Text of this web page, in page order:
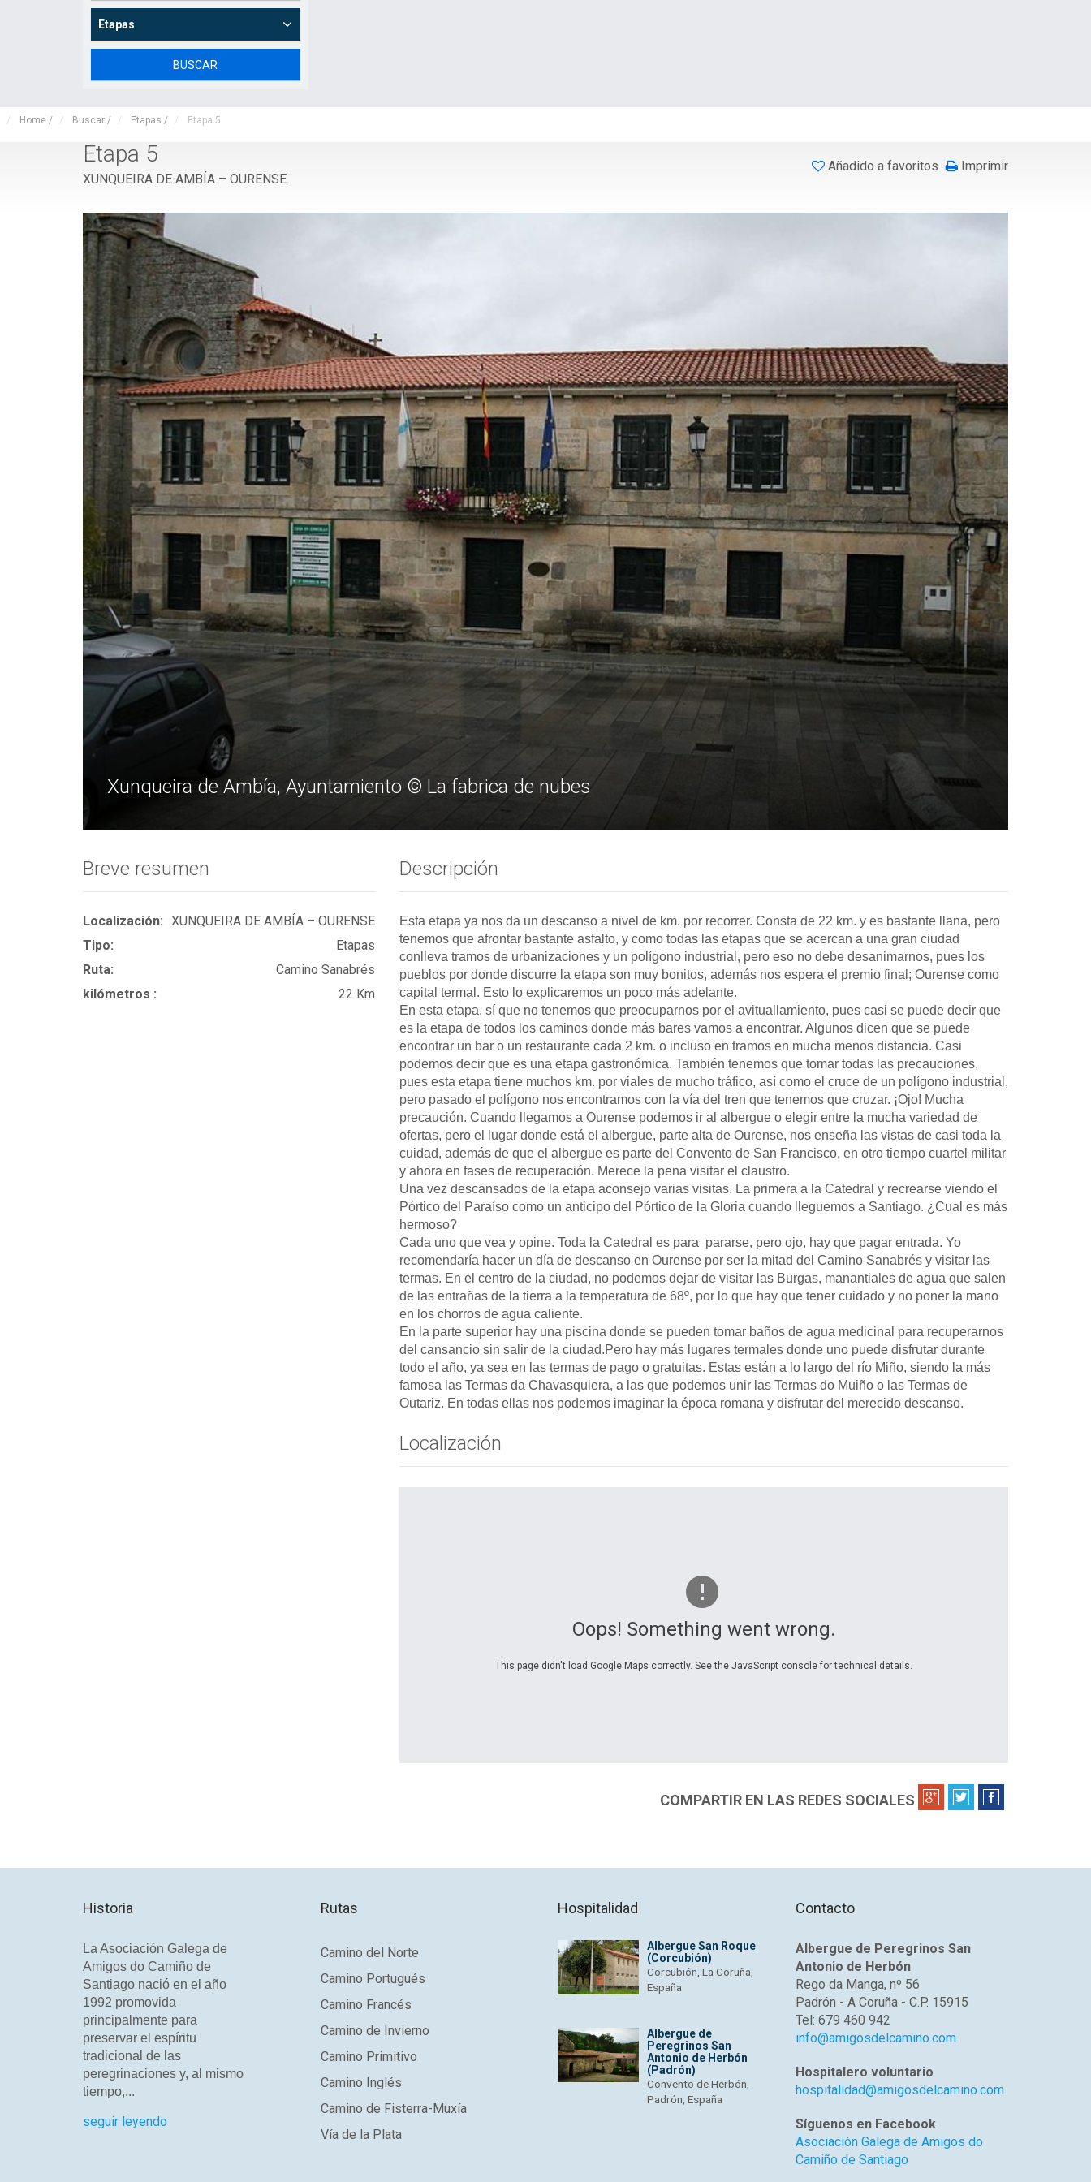
Home / Buscar / Etapas / Etapa 5
Etapas
Etapa 5
XUNQUEIRA DE AMBÍA – OURENSE
Añadido a favoritos Imprimir
Xunqueira de Ambía, Ayuntamiento © La fabrica de nubes
Breve resumen
Localización: XUNQUEIRA DE AMBÍA – OURENSE
Tipo:
Etapas
Ruta:
Camino Sanabrés
kilómetros :
22 Km
Descripción
Esta etapa ya nos da un descanso a nivel de km. por recorrer. Consta de 22 km. y es bastante llana, pero
tenemos que afrontar bastante asfalto, y como todas las etapas que se acercan a una gran ciudad
conlleva tramos de urbanizaciones y un polígono industrial, pero eso no debe desanimarnos, pues los
pueblos por donde discurre la etapa son muy bonitos, además nos espera el premio final; Ourense como
capital termal. Esto lo explicaremos un poco más adelante.
En esta etapa, sí que no tenemos que preocuparnos por el avituallamiento, pues casi se puede decir que
es la etapa de todos los caminos donde más bares vamos a encontrar. Algunos dicen que se puede
encontrar un bar o un restaurante cada 2 km. o incluso en tramos en mucha menos distancia. Casi
podemos decir que es una etapa gastronómica. También tenemos que tomar todas las precauciones,
pues esta etapa tiene muchos km. por viales de mucho tráfico, así como el cruce de un polígono industrial,
pero pasado el polígono nos encontramos con la vía del tren que tenemos que cruzar. ¡Ojo! Mucha
precaución. Cuando llegamos a Ourense podemos ir al albergue o elegir entre la mucha variedad de
ofertas, pero el lugar donde está el albergue, parte alta de Ourense, nos enseña las vistas de casi toda la
cuidad, además de que el albergue es parte del Convento de San Francisco, en otro tiempo cuartel militar
y ahora en fases de recuperación. Merece la pena visitar el claustro.
Una vez descansados de la etapa aconsejo varias visitas. La primera a la Catedral y recrearse viendo el
Pórtico del Paraíso como un anticipo del Pórtico de la Gloria cuando lleguemos a Santiago. ¿Cual es más
hermoso?
Cada uno que vea y opine. Toda la Catedral es para pararse, pero ojo, hay que pagar entrada. Yo
recomendaría hacer un día de descanso en Ourense por ser la mitad del Camino Sanabrés y visitar las
termas. En el centro de la ciudad, no podemos dejar de visitar las Burgas, manantiales de agua que salen
de las entrañas de la tierra a la temperatura de 68º, por lo que hay que tener cuidado y no poner la mano
en los chorros de agua caliente.
En la parte superior hay una piscina donde se pueden tomar baños de agua medicinal para recuperarnos
del cansancio sin salir de la ciudad.Pero hay más lugares termales donde uno puede disfrutar durante
todo el año, ya sea en las termas de pago o gratuitas. Estas están a lo largo del río Miño, siendo la más
famosa las Termas da Chavasquiera, a las que podemos unir las Termas do Muiño o las Termas de
Outariz. En todas ellas nos podemos imaginar la época romana y disfrutar del merecido descanso.
Localización
Oops! Something went wrong.
This page didn't load Google Maps correctly. See the JavaScript console for technical details.
COMPARTIR EN LAS REDES SOCIALES
Historia
La Asociación Galega de
Amigos do Camiño de
Santiago nació en el año
1992 promovida
principalmente para
preservar el espíritu
tradicional de las
peregrinaciones y, al mismo
tiempo,...
seguir leyendo
Rutas
Camino del Norte
Camino Portugués
Camino Francés
Camino de Invierno
Camino Primitivo
Camino Inglés
Camino de Fisterra-Muxía
Vía de la Plata
Hospitalidad
Albergue San Roque
(Corcubión)
Corcubión, La Coruña,
España
Albergue de
Peregrinos San
Antonio de Herbón
(Padrón)
Convento de Herbón,
Padrón, España
Contacto
Albergue de Peregrinos San
Antonio de Herbón
Rego da Manga, nº 56
Padrón - A Coruña - C.P. 15915
Tel: 679 460 942
info@amigosdelcamino.com
Hospitalero voluntario
hospitalidad@amigosdelcamino.com
Síguenos en Facebook
Asociación Galega de Amigos do
Camiño de Santiago